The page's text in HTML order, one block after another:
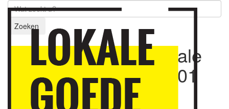
Zoeken
Enorme toename lokale
giften door stimulans 01
november 2024